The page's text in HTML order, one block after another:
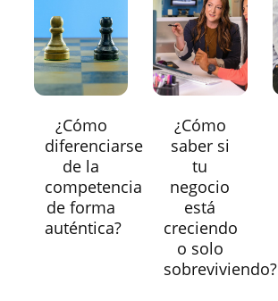
¿Cómo
diferenciarse
de la
competencia
de forma
auténtica?
¿Cómo
saber si
tu
negocio
está
creciendo
o solo
sobreviviendo?